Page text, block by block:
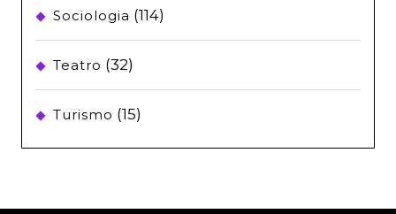
Sociologia (114)
Teatro (32)
Turismo (15)